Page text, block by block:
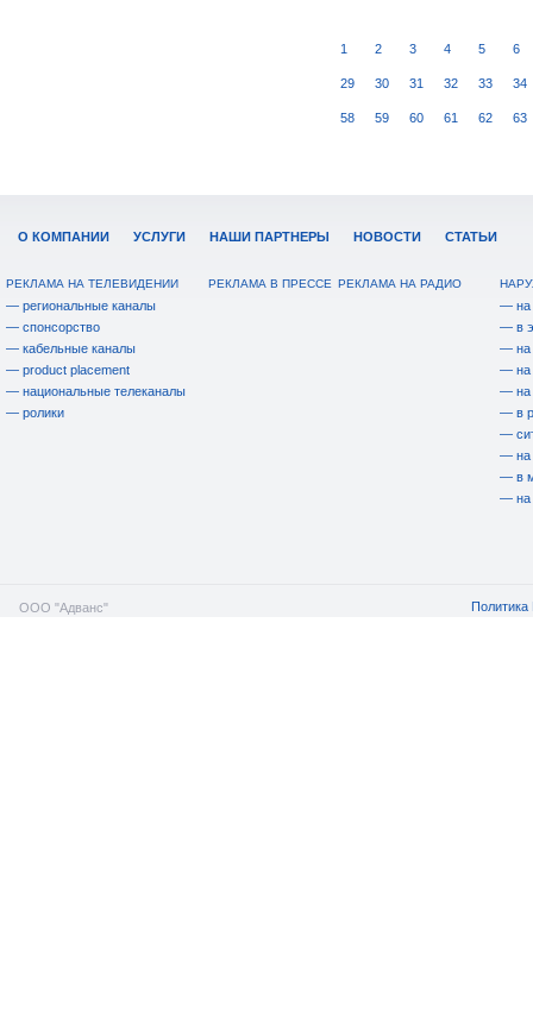
1 2 3 4 5 6
29 30 31 32 33 34
58 59 60 61 62 63
О КОМПАНИИ УСЛУГИ НАШИ ПАРТНЕРЫ НОВОСТИ СТАТЬИ
РЕКЛАМА НА ТЕЛЕВИДЕНИИ
— региональные каналы
— спонсорство
— кабельные каналы
— product placement
— национальные телеканалы
— ролики
РЕКЛАМА В ПРЕССЕ РЕКЛАМА НА РАДИО
— на
— в
— на
— на
— на
— в
—
— на
— в
— на
ООО "Адванс" Политика